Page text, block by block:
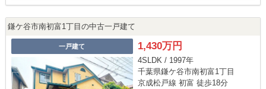
鎌ケ谷市南初富1丁目の中古一戸建て
一戸建て 1,430万円
4SLDK / 1997年
千葉県鎌ケ谷市南初富1丁目
京成松戸線 初富 徒歩18分